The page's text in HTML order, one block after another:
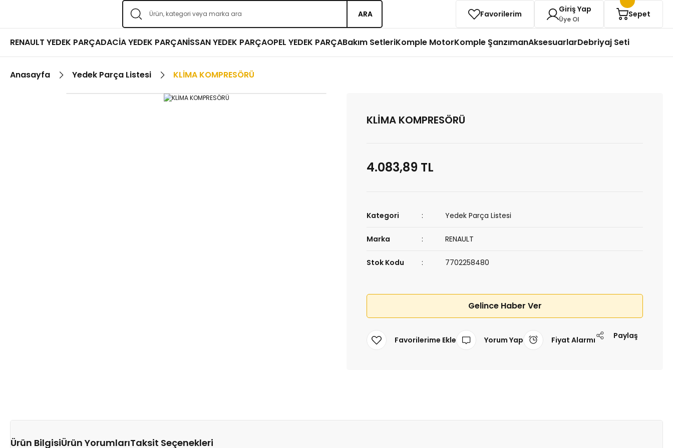
ARA Favorilerim Giriş Yap
Üye Ol
Sepet
RENAULT YEDEK PARÇADACİA YEDEK PARÇANİSSAN YEDEK PARÇAOPEL YEDEK PARÇABakım SetleriKomple MotorKomple ŞanzımanAksesuarlarDebriyaj Seti
Anasayfa Yedek Parça Listesi KLİMA KOMPRESÖRÜ
KLİMA KOMPRESÖRÜ
4.083,89 TL
Kategori Yedek Parça Listesi
Marka RENAULT
Stok Kodu 7702258480
Gelince Haber Ver
Yorum Yap Fiyat Alarmı Paylaş
Ürün BilgisiÜrün YorumlarıTaksit Seçenekleri